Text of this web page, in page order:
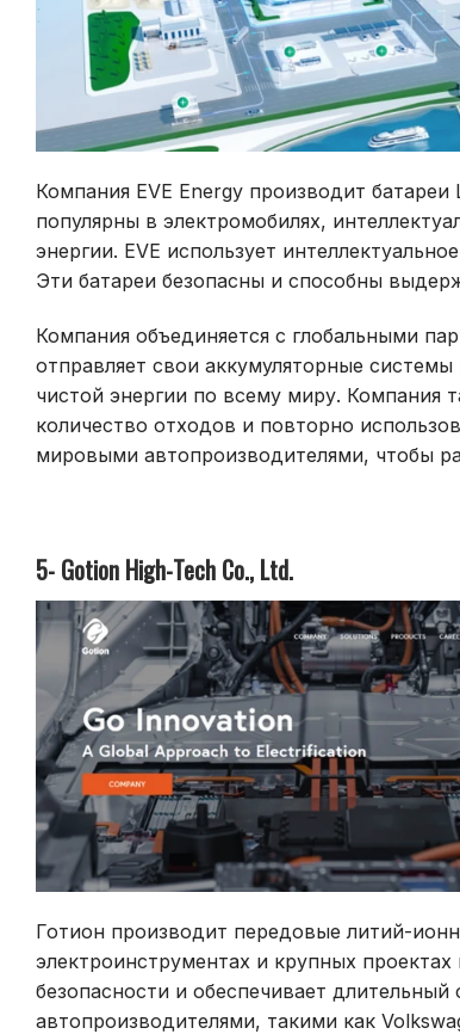
Компания EVE Energy производит
популярны в электромобилях,
энергии. EVE использует
Эти батареи безопасны и способны
Компания объединяется с глобальными
отправляет свои аккумуляторные
чистой энергии по всему миру. Компания
количество отходов и повторно
мировыми автопроизводителями, чтобы
5- Gotion High-Tech Co., Ltd.
Готион производит передовые литий-
электроинструментах и крупных
безопасности и обеспечивает
автопроизводителями, такими как